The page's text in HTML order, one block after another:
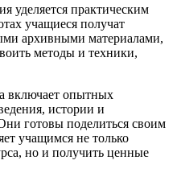
уделяется практическим
учащиеся получат
архивными материалами,
методы и техники,
включает опытных
истории и
готовы поделиться своим
учащимся не только
но и получить ценные